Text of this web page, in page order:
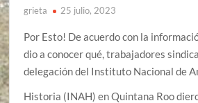
grieta 25 julio, 2023
Por Esto! De acuerdo con la
dio a conocer qué, trabajadores
delegación del Instituto Nacional de
Historia (INAH) en Quintana Roo